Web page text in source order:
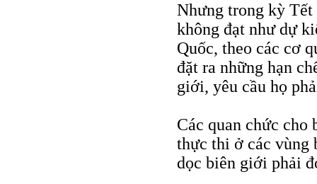
Nhưng trong kỳ Tết
không đạt như dự
Quốc, theo các cơ
đặt ra những hạn
giới, yêu cầu họ
Các quan chức
thực thi ở các vùng
dọc biên giới phải